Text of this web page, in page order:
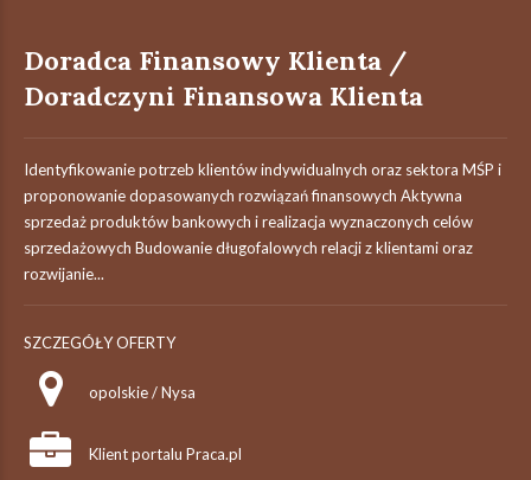
Doradca Finansowy Klienta /
Doradczyni Finansowa Klienta
Identyfikowanie potrzeb klientów indywidualnych oraz sektora MŚP i
proponowanie dopasowanych rozwiązań finansowych Aktywna
sprzedaż produktów bankowych i realizacja wyznaczonych celów
sprzedażowych Budowanie długofalowych relacji z klientami oraz
rozwijanie...
SZCZEGÓŁY OFERTY
opolskie / Nysa
Klient portalu Praca.pl